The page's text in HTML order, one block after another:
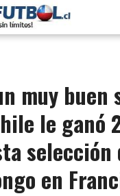
muy buen
le ganó
selección
en